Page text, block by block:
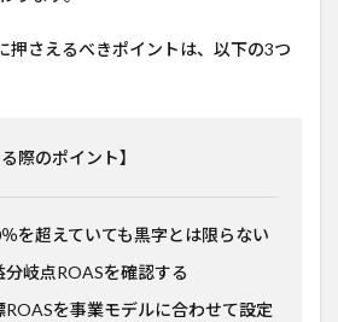
押さえるべきポイントは、以下の3つ
際のポイント】
を超えていても黒字とは限らない
岐点ROASを確認する
を事業モデルに合わせて設定